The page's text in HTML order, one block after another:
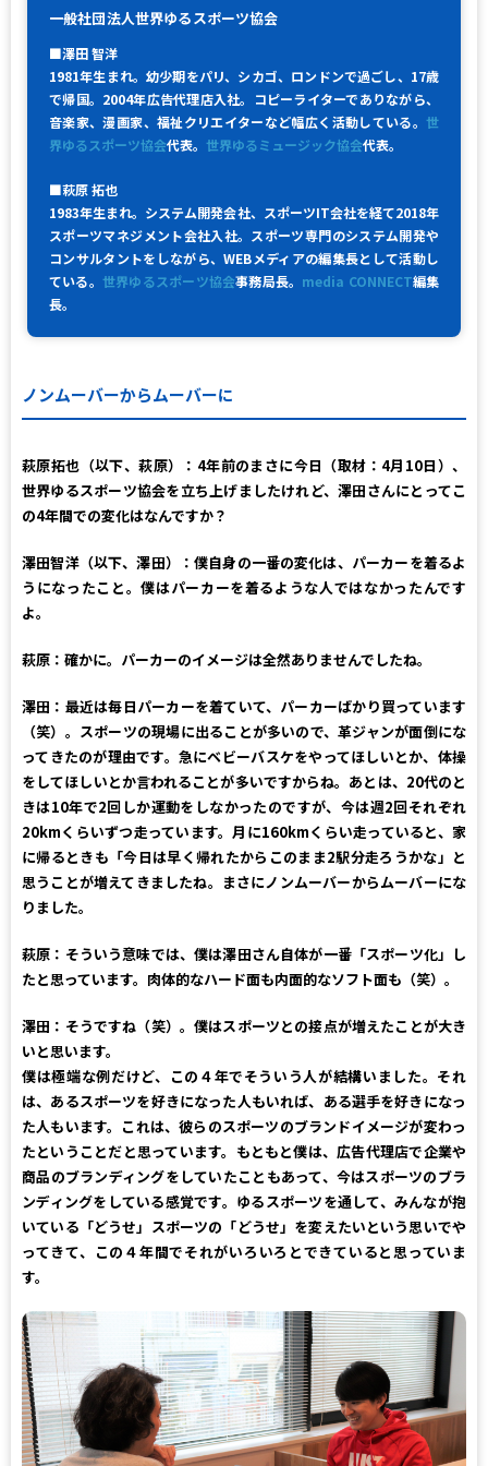
一般社団法人世界ゆるスポーツ協会
■澤田 智洋
1981年生まれ。幼少期をパリ、シカゴ、ロンドンで過ごし、17歳
で帰国。2004年広告代理店入社。コピーライターでありながら、
音楽家、漫画家、福祉クリエイターなど幅広く活動している。 世
界ゆるスポーツ協会代表。 世界ゆるミュージック協会代表。
■萩原 拓也
1983年生まれ。システム開発会社、スポーツIT会社を経て2018年
スポーツマネジメント会社入社。スポーツ専門のシステム開発や
コンサルタントをしながら、WEBメディアの編集長として活動し
ている。 世界ゆるスポーツ協会事務局長。 media CONNECT編集
長。
ノンムーバーからムーバーに
萩原拓也（以下、萩原）： 4年前のまさに今日（取材：4月10日）、
世界ゆるスポーツ協会を立ち上げましたけれど、澤田さんにとってこ
の4年間での変化はなんですか？
澤田智洋（以下、澤田）： 僕自身の一番の変化は、パーカーを着るよ
うになったこと。僕はパーカーを着るような人ではなかったんです
よ。
萩原： 確かに。パーカーのイメージは全然ありませんでしたね。
澤田： 最近は毎日パーカーを着ていて、パーカーばかり買っています
（笑）。スポーツの現場に出ることが多いので、革ジャンが面倒にな
ってきたのが理由です。急にベビーバスケをやってほしいとか、体操
をしてほしいとか言われることが多いですからね。あとは、20代のと
きは10年で2回しか運動をしなかったのですが、今は週2回それぞれ
20kmくらいずつ走っています。月に160kmくらい走っていると、家
に帰るときも「今日は早く帰れたからこのまま2駅分走ろうかな」と
思うことが増えてきましたね。まさにノンムーバーからムーバーにな
りました。
萩原： そういう意味では、僕は澤田さん自体が一番「スポーツ化」し
たと思っています。肉体的なハード面も内面的なソフト面も（笑）。
澤田： そうですね（笑）。僕はスポーツとの接点が増えたことが大き
いと思います。
僕は極端な例だけど、この４年でそういう人が結構いました。それ
は、あるスポーツを好きになった人もいれば、ある選手を好きになっ
た人もいます。これは、彼らのスポーツのブランドイメージが変わっ
たということだと思っています。もともと僕は、広告代理店で企業や
商品のブランディングをしていたこともあって、今はスポーツのブラ
ンディングをしている感覚です。ゆるスポーツを通して、みんなが抱
いている「どうせ」スポーツの「どうせ」を変えたいという思いでや
ってきて、この４年間でそれがいろいろとできていると思っていま
す。